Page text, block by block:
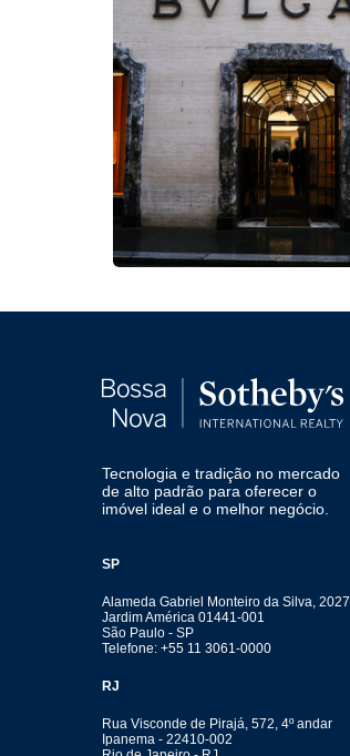
Tecnologia e tradição no mercado
de alto padrão para oferecer o
imóvel ideal e o melhor negócio.
SP
Alameda Gabriel Monteiro da Silva, 2027
Jardim América 01441-001
São Paulo - SP
Telefone: +55 11 3061-0000
RJ
Rua Visconde de Pirajá, 572, 4º andar
Ipanema - 22410-002